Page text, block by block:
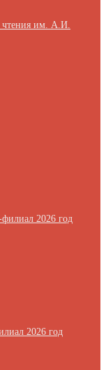
чтения им. А.И.
филиал 2026 год
2026 год